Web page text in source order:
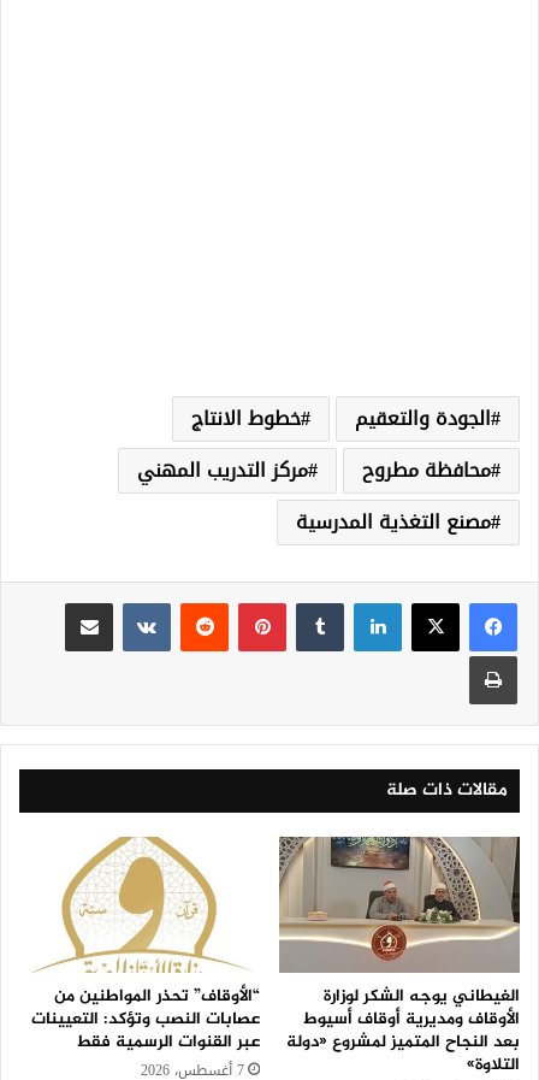
الجودة والتعقيم
خطوط الانتاج
محافظة مطروح
مركز التدريب المهني
مصنع التغذية المدرسية
لينكدإن بينتيريست
مقالات ذات صلة
الغيطاني يوجه الشكر لوزارة
الأوقاف ومديرية أوقاف أسيوط
بعد النجاح المتميز لمشروع «دولة
التلاوة»
“الأوقاف” تحذر المواطنين من
عصابات النصب وتؤكد: التعيينات
عبر القنوات الرسمية فقط
7 أغسطس، 2026